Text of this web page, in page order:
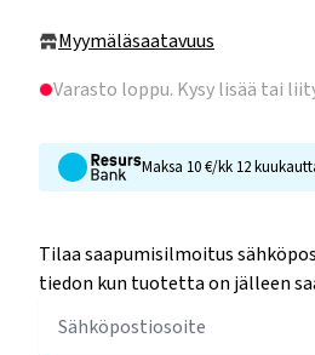
Myymäläsaatavuus
Varasto loppu. Kysy lisää tai
Maksa 10 €/kk 12
Tilaa saapumisilmoitus
tiedon kun tuotetta on jälleen